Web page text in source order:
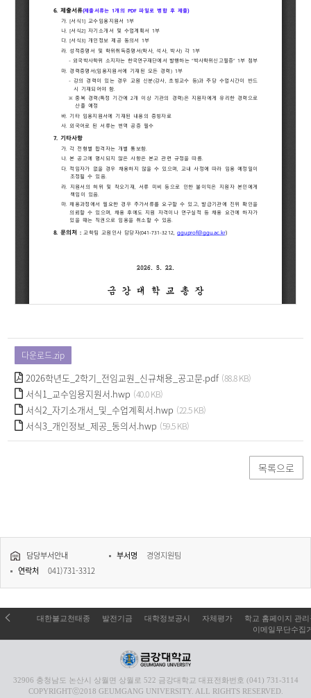
다운로드.zip
2026학년도_2학기_전임교원_신규채용_공고문.pdf (88.8 KB)
서식1_교수임용지원서.hwp (40.0 KB)
서식2_자기소개서_및_수업계획서.hwp (22.5 KB)
서식3_개인정보_제공_동의서.hwp (59.5 KB)
목록으로
담당부서안내 부서명
경영지원팀
연락처
041)731-3312
대한불교천태종 발전기금 대학정보공시 자체평가
학교 홈페이지 관
이메일무단수집
32906 충청남도 논산시 상월면 상월로 522 금강대학교 대표전화번호 (041) 731-3114
COPYRIGHTⓒ2018 GEUMGANG UNIVERSITY. ALL RIGHTS RESERVED.